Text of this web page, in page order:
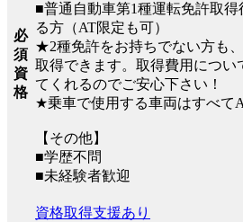
必
須
資
格
■普通自動車第1種運転免許取
る方（AT限定も可）
★2種免許をお持ちでない方も
取得できます。取得費用につい
てくれるのでご安心下さい！
★乗車で使用する車両はすべて
【その他】
■学歴不問
■未経験者歓迎
資格取得支援あり